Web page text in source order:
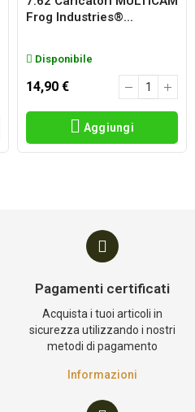
Frog Industries®...
Disponibile
14,90 €
Aggiungi
Pagamenti certificati
Acquista i tuoi articoli in
sicurezza utilizzando i nostri
metodi di pagamento
Informazioni